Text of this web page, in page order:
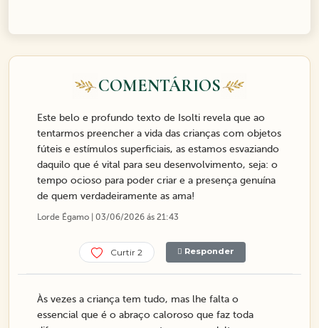
COMENTÁRIOS
Este belo e profundo texto de Isolti revela que ao
tentarmos preencher a vida das crianças com objetos
fúteis e estímulos superficiais, as estamos esvaziando
daquilo que é vital para seu desenvolvimento, seja: o
tempo ocioso para poder criar e a presença genuína
de quem verdadeiramente as ama!
Lorde Égamo | 03/06/2026 ás 21:43
Curtir 2 Responder
Às vezes a criança tem tudo, mas lhe falta o
essencial que é o abraço caloroso que faz toda